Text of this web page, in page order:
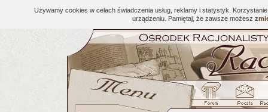
Używamy cookies w celach świadczenia usług, reklamy i statystyk.
urządzeniu. Pamiętaj, że zawsze możesz